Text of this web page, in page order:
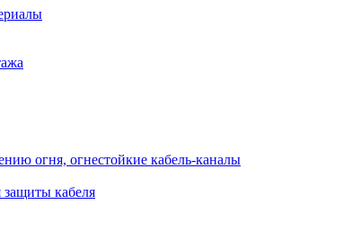
огня, огнестойкие кабель-каналы
кабеля